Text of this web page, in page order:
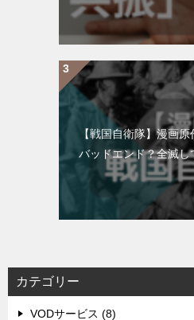
【戦国自衛隊】漫画
バッドエンド？全滅し
カテゴリー
VODサービス (8)